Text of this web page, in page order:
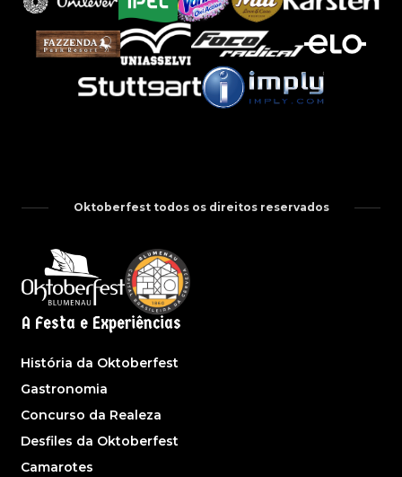
Oktoberfest todos os direitos reservados
A Festa e Experiências
História da Oktoberfest
Gastronomia
Concurso da Realeza
Desfiles da Oktoberfest
Camarotes